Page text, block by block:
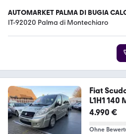
AUTOMARKET PALMA DI BUGIA
IT-92020 Palma di Montechiaro
Fiat
L1H1 140
4.990 €
Ohne